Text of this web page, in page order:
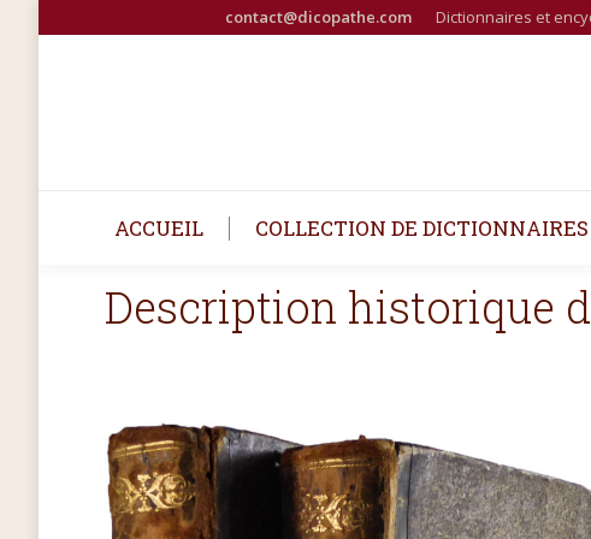
contact@dicopathe.com Dictionnaires et
ACCUEIL COLLECTION DE DICTIONNAIRES
Description historique